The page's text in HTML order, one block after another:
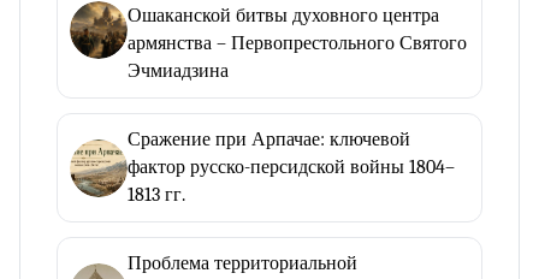
Ошаканской битвы духовного центра
армянства – Первопрестольного Святого
Эчмиадзина
Сражение при Арпачае: ключевой
фактор русско-персидской войны 1804–
1813 гг.
Проблема территориальной